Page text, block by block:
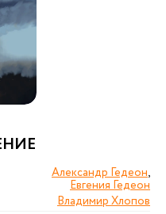
Александр Гедеон,
Евгения Гедеон
Владимир Хлопов